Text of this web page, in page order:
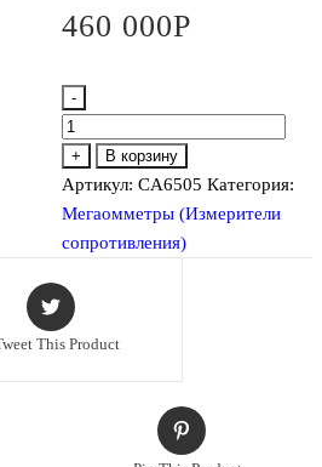
460 000Р
-
Количество
товара
CA6505
Мегаомметр
+ В корзину
Артикул: CA6505 Категория:
Мегаомметры (Измерители
сопротивления)
This Product